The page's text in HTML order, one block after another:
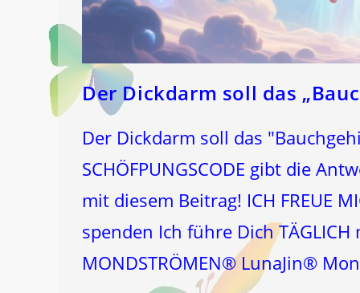
Der Dickdarm soll das
Der Dickdarm soll das
SCHÖFPUNGSCODE gibt die
mit diesem Beitrag! ICH FREUE
spenden Ich führe Dich
MONDSTRÖMEN® LunaJin®